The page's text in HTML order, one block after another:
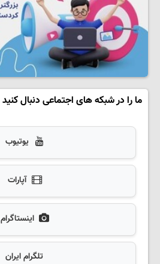
ما را در شبکه های اجتماعی دنبال کنید
یوتیوب
آپارات
اینستاگرام
تلگرام ایران